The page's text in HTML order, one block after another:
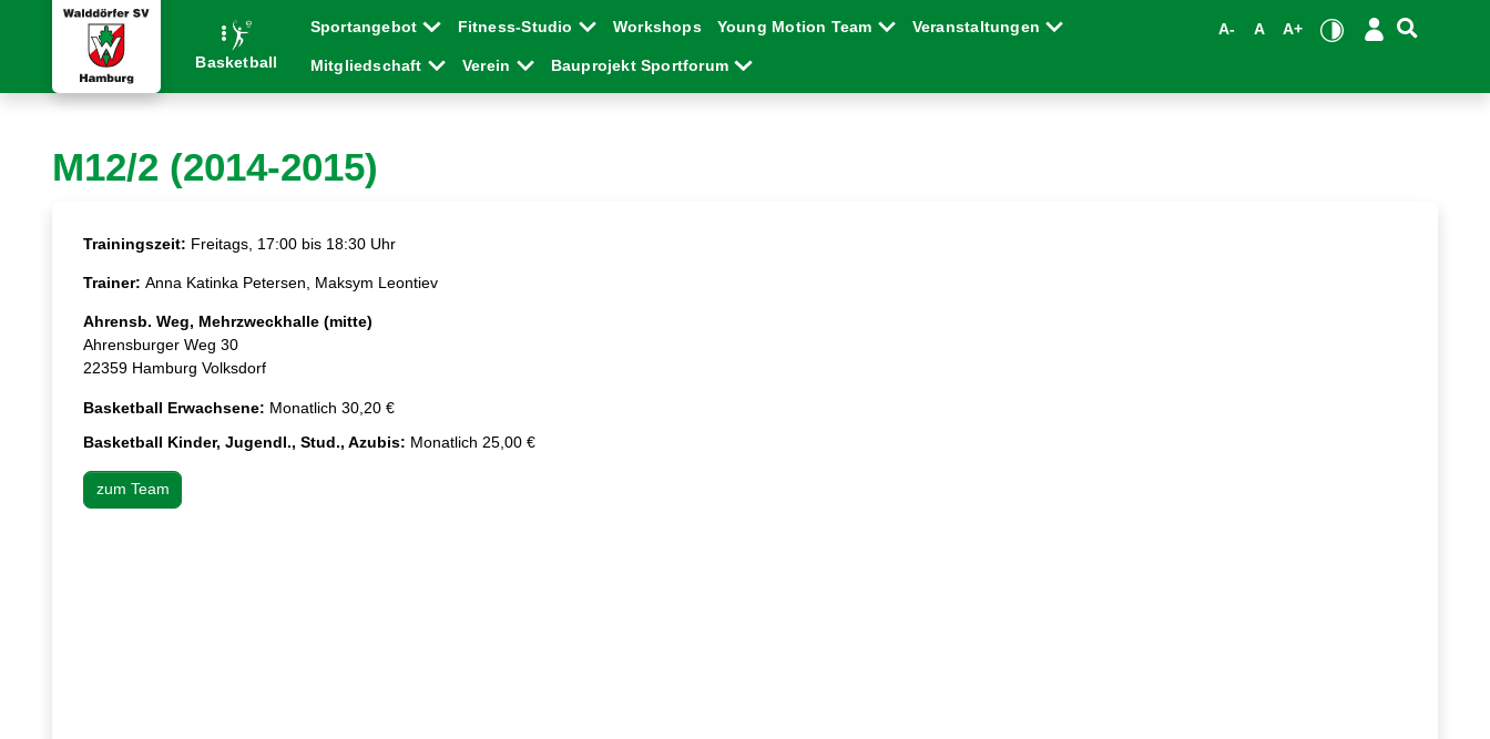
Basketball
Sportangebot Fitness-Studio Workshops Young Motion Team Veranstaltungen
Mitgliedschaft Verein Bauprojekt Sportforum
A- A A+
M12/2 (2014-2015)
Trainingszeit: Freitags, 17:00 bis 18:30 Uhr
Trainer:Anna Katinka Petersen, Maksym Leontiev
Ahrensb. Weg, Mehrzweckhalle (mitte)
Ahrensburger Weg 30
22359 Hamburg Volksdorf
Basketball Erwachsene: Monatlich 30,20 €
Basketball Kinder, Jugendl., Stud., Azubis: Monatlich 25,00 €
zum Team